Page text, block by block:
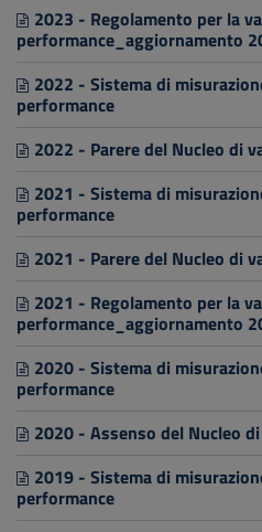
2023 - Regolamento per la
performance_aggiornamento
2022 - Sistema di
performance
2022 - Parere del Nucleo di
2021 - Sistema di
performance
2021 - Parere del Nucleo di
2021 - Regolamento per la
performance_aggiornamento
2020 - Sistema di
performance
2020 - Assenso del Nucleo
2019 - Sistema di
performance